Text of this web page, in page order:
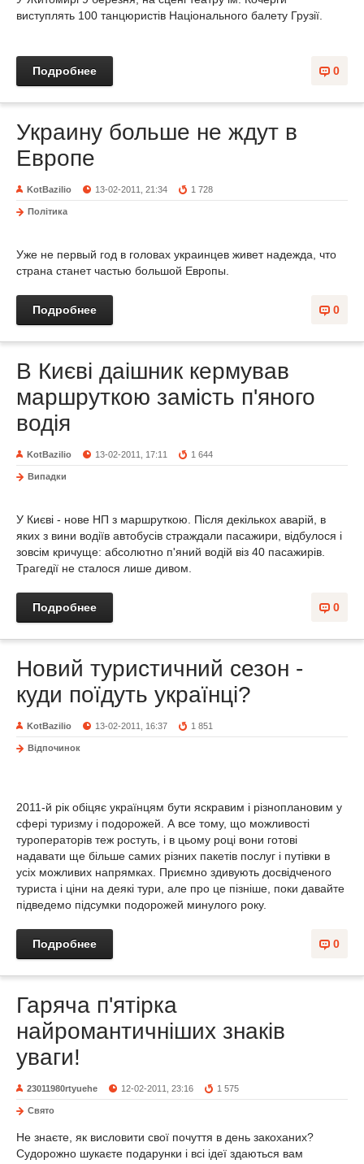
виступлять 100 танцюристів Національного балету Грузії.
0
Подробнее
Украину больше не ждут в
Европе
KotBazilio 13-02-2011, 21:34 1 728
Політика
Уже не первый год в головах украинцев живет надежда, что
страна станет частью большой Европы.
0
Подробнее
В Києві даішник кермував
маршруткою замість п'яного
водія
KotBazilio 13-02-2011, 17:11 1 644
Випадки
У Києві - нове НП з маршруткою. Після декількох аварій, в
яких з вини водіїв автобусів страждали пасажири, відбулося і
зовсім кричуще: абсолютно п'яний водій віз 40 пасажирів.
Трагедії не сталося лише дивом.
0
Подробнее
Новий туристичний сезон -
куди поїдуть українці?
KotBazilio 13-02-2011, 16:37 1 851
Відпочинок
2011-й рік обіцяє українцям бути яскравим і різноплановим у
сфері туризму і подорожей. А все тому, що можливості
туроператорів теж ростуть, і в цьому році вони готові
надавати ще більше самих різних пакетів послуг і путівки в
усіх можливих напрямках. Приємно здивують досвідченого
туриста і ціни на деякі тури, але про це пізніше, поки давайте
підведемо підсумки подорожей минулого року.
0
Подробнее
Гаряча п'ятірка
найромантичніших знаків
уваги!
23011980rtyuehe 12-02-2011, 23:16 1 575
Свято
Не знаєте, як висловити свої почуття в день закоханих?
Судорожно шукаєте подарунки і всі ідеї здаються вам